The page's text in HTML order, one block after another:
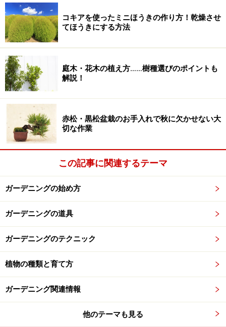
A Fun Family Garden
それでは次ページから、会場内をご案内しますよ！
※記事内容は執筆時点のものです。最新の内容をご確認くださ
い。
コキアを使ったミニほうきの作り方！乾燥させ
てほうきにする方法
庭木・花木の植え方……樹種選びのポイントも
解説！
赤松・黒松盆栽のお手入れで秋に欠かせない大
切な作業
この記事に関連するテーマ
ガーデニングの始め方
ガーデニングの道具
ガーデニングのテクニック
植物の種類と育て方
ガーデニング関連情報
他のテーマも見る